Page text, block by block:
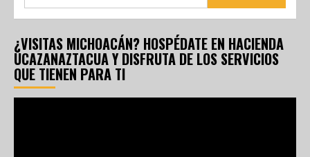
¿VISITAS MICHOACÁN? HOSPÉDATE EN HACIENDA
UCAZANAZTACUA Y DISFRUTA DE LOS SERVICIOS
QUE TIENEN PARA TI